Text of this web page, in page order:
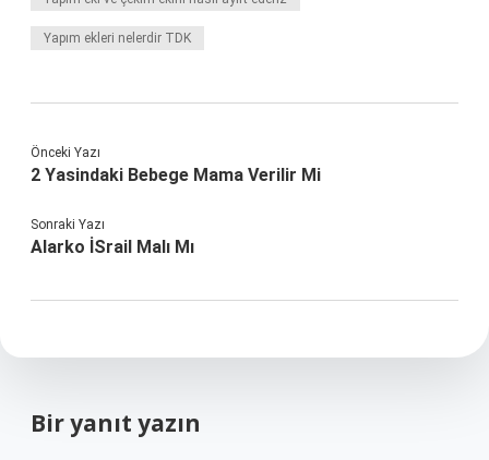
Yapım ekleri nelerdir TDK
Önceki Yazı
2 Yasindaki Bebege Mama Verilir Mi
Sonraki Yazı
Alarko İSrail Malı Mı
Bir yanıt yazın